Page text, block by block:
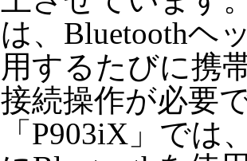
は、Bluetoothヘ
用するたびに携
接続操作が必要
「P903iX」では